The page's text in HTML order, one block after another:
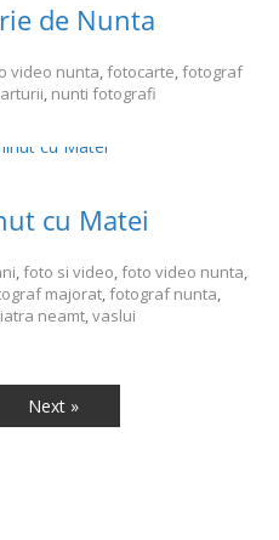
de Nunta
video nunta,fotocarte,fotograf
, nunti fotografi
cu Matei
,foto si video,foto video nunta,
majorat,fotograf nunta,
neamt,vaslui
Next »